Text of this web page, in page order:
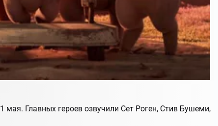
Главных героев озвучили Сет Роген, Стив Бушеми,